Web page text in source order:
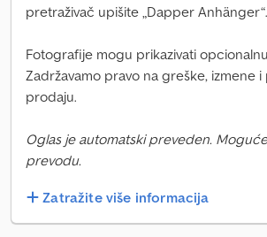
pretraživač upišite „Dapper Anhänger“.
Fotografije mogu prikazivati
Zadržavamo pravo na greške, izmene
prodaju.
Oglas je automatski preveden.
prevodu.
Zatražite više informacija